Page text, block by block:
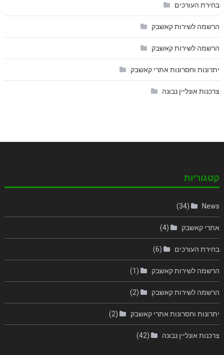
בחירת העורכים
הרשמה לשירות קאשבק
הרשמה לשירות קאשבק
יתרונות וחסרונות אתרי קאשבק
צרכנות אונליין נבונה
קטגוריות
News
(34)
אתרי קאשבק (4)
בחירת העורכים (6)
הרשמה לשירות קאשבק (1)
הרשמה לשירות קאשבק (2)
יתרונות וחסרונות אתרי קאשבק (2)
צרכנות אונליין נבונה (42)